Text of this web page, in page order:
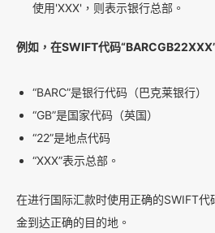
使用'XXX'，则表示银行总部。
例如，在SWIFT代码
“BARC”是银行代码（巴克莱银行）
“GB”是国家代码（英国）
“22”是地点代码
“XXX”表示总部。
在进行国际汇款时使用正确的SWIFT
金到达正确的目的地。